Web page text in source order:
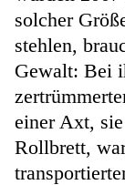
solcher
stehlen,
Gewalt: Bei
einer Axt,
Rollbrett,